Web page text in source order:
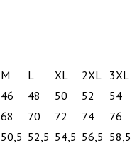
M L XL 2XL 3XL
46 48 50 52
54
68 70 72 74
76
50,5 52,5 54,5 56,5 58,5